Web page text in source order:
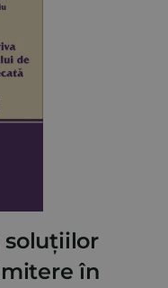
soluțiilor
în